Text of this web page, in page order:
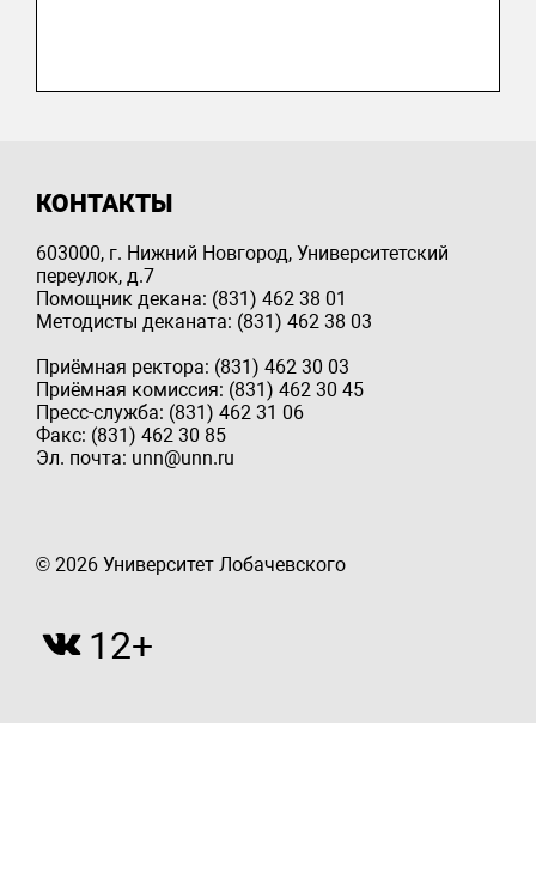
КОНТАКТЫ
603000, г. Нижний Новгород, Университетский
переулок, д.7
Помощник декана: (831) 462 38 01
Методисты деканата: (831) 462 38 03
Приёмная ректора: (831) 462 30 03
Приёмная комиссия: (831) 462 30 45
Пресс-служба: (831) 462 31 06
Факс: (831) 462 30 85
Эл. почта: unn@unn.ru
© 2026 Университет Лобачевского
12+